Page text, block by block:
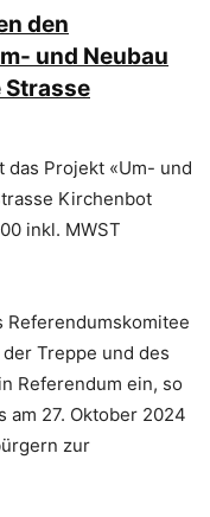
den
und Neubau
Strasse
das Projekt «Um- und
Kirchenbot
inkl. MWST
Referendumskomitee
Treppe und des
Referendum ein, so
am 27. Oktober 2024
zur